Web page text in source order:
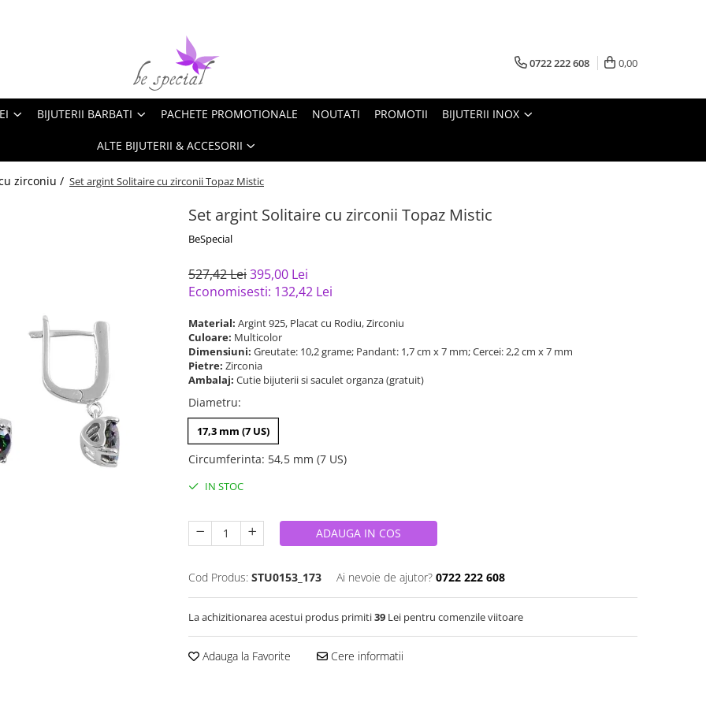
0722 222 608 0,00
BIJUTERII BARBATI PACHETE PROMOTIONALE NOUTATI PROMOTII BIJUTERII INOX
ALTE BIJUTERII & ACCESORII
zirconiu / Set argint Solitaire cu zirconii Topaz Mistic
Set argint Solitaire cu zirconii Topaz Mistic
BeSpecial
527,42 Lei395,00 Lei
Economisesti: 132,42 Lei
Material: Argint 925, Placat cu Rodiu, Zirconiu
Culoare: Multicolor
Dimensiuni: Greutate: 10,2 grame; Pandant: 1,7 cm x 7 mm; Cercei: 2,2 cm x 7 mm
Pietre: Zirconia
Ambalaj: Cutie bijuterii si saculet organza (gratuit)
Diametru:
17,3 mm (7 US)
Circumferinta: 54,5 mm (7 US)
IN STOC
ADAUGA IN COS
Cod Produs: STU0153_173 Ai nevoie de ajutor? 0722 222 608
La achizitionarea acestui produs primiti39 Lei pentru comenzile viitoare
Adauga la Favorite Cere informatii